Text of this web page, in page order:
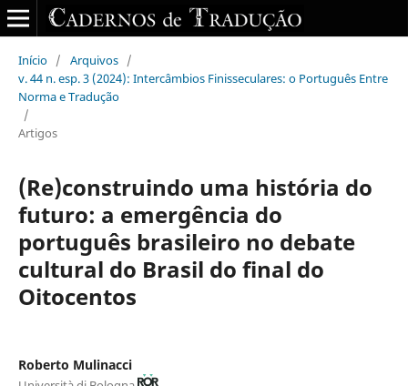
Início / Arquivos /
v. 44 n. esp. 3 (2024): Intercâmbios Finisseculares: o Português Entre
Norma e Tradução
/
Artigos
(Re)construindo uma história do
futuro: a emergência do
português brasileiro no debate
cultural do Brasil do final do
Oitocentos
Roberto Mulinacci